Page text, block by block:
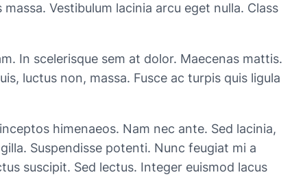
Vestibulum lacinia arcu eget nulla. Class
In scelerisque sem at dolor. Maecenas mattis.
luctus non, massa. Fusce ac turpis quis ligula
himenaeos. Nam nec ante. Sed lacinia,
Suspendisse potenti. Nunc feugiat mi a
suscipit. Sed lectus. Integer euismod lacus